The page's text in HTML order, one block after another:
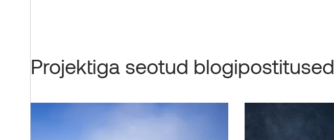
Projektiga seotud blogipostitused